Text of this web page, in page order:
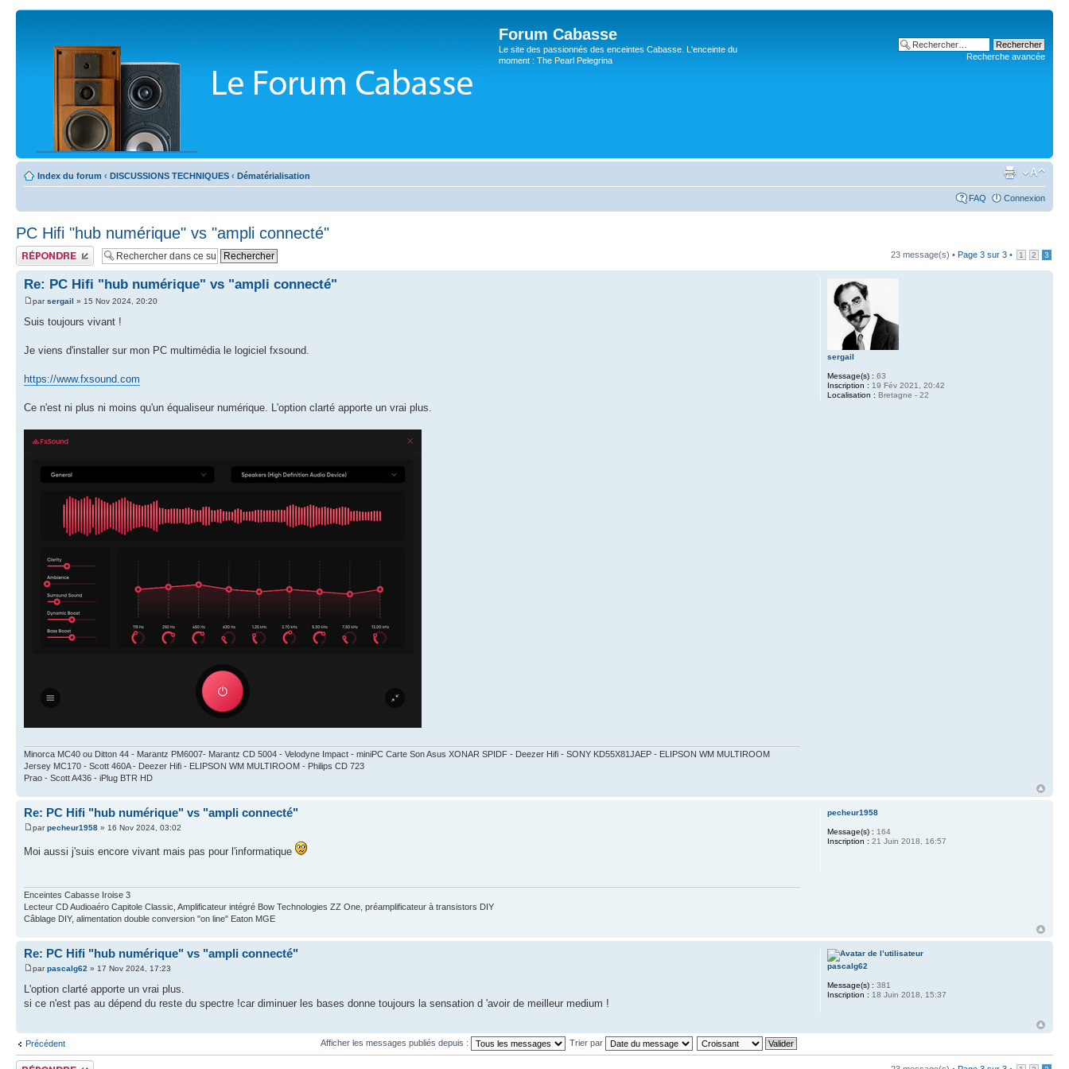
Forum Cabasse
Le site des passionnés des enceintes Cabasse. L'enceinte du
moment : The Pearl Pelegrina
Recherche avancée
Index du forum ‹ DISCUSSIONS TECHNIQUES ‹ Dématérialisation
FAQ Connexion
PC Hifi "hub numérique" vs "ampli connecté"
Publier une réponse 23 message(s) • Page 3 sur 3 • 1 2 3
Re: PC Hifi "hub numérique" vs "ampli connecté"
parsergail » 15 Nov 2024, 20:20
Suis toujours vivant !
Je viens d'installer sur mon PC multimédia le logiciel fxsound.
https://www.fxsound.com
Ce n'est ni plus ni moins qu'un équaliseur numérique. L'option clarté apporte un vrai plus.
Minorca MC40 ou Ditton 44 - Marantz PM6007- Marantz CD 5004 - Velodyne Impact - miniPC Carte Son Asus XONAR SPIDF - Deezer Hifi - SONY KD55X81JAEP - ELIPSON WM MULTIROOM
Jersey MC170 - Scott 460A - Deezer Hifi - ELIPSON WM MULTIROOM - Philips CD 723
Prao - Scott A436 - iPlug BTR HD
sergail
Message(s) : 63
Inscription : 19 Fév 2021, 20:42
Localisation : Bretagne - 22
Re: PC Hifi "hub numérique" vs "ampli connecté"
parpecheur1958 » 16 Nov 2024, 03:02
Moi aussi j'suis encore vivant mais pas pour l'informatique
Enceintes Cabasse Iroise 3
Lecteur CD Audioaéro Capitole Classic, Amplificateur intégré Bow Technologies ZZ One, préamplificateur à transistors DIY
Câblage DIY, alimentation double conversion "on line" Eaton MGE
pecheur1958
Message(s) : 164
Inscription : 21 Juin 2018, 16:57
Re: PC Hifi "hub numérique" vs "ampli connecté"
parpascalg62 » 17 Nov 2024, 17:23
L'option clarté apporte un vrai plus.
si ce n'est pas au dépend du reste du spectre !car diminuer les bases donne toujours la sensation d 'avoir de meilleur medium !
pascalg62
Message(s) : 381
Inscription : 18 Juin 2018, 15:37
Précédent Afficher les messages publiés depuis : Trier par
Publier une réponse